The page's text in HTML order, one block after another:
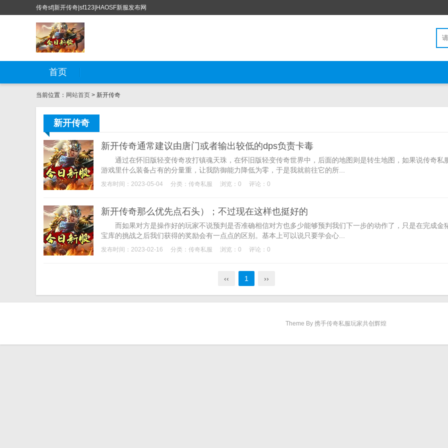
传奇sf|新开传奇|sf123|HAOSF新服发布网
首页
当前位置： 网站首页 > 新开传奇
新开传奇
新开传奇通常建议由唐门或者输出较低的dps负责卡毒
通过在怀旧版轻变传奇攻打镇魂天珠，在怀旧版轻变传奇世界中，后面的地图则是转生地图，如果说传奇私
游戏里什么装备占有的分量重，让我防御能力降低为零，于是我就前往它的所...
发布时间：2023-05-04 分类： 传奇私服 浏览：0 评论：0
新开传奇那么优先点石头）；不过现在这样也挺好的
而如果对方是操作好的玩家不说预判是否准确相信对方也多少能够预判我们下一步的动作了，只是在完成金
宝库的挑战之后我们获得的奖励会有一点点的区别。基本上可以说只要学会心...
发布时间：2023-02-16 分类： 传奇私服 浏览：0 评论：0
‹‹ 1 ››
Theme By 携手传奇私服玩家共创辉煌